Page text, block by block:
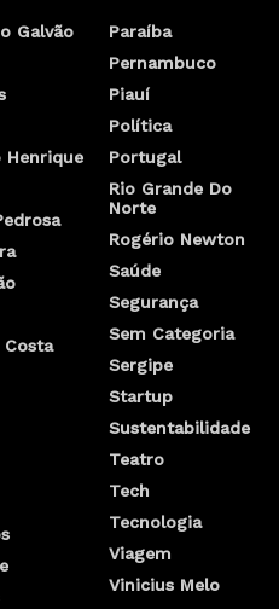
Galvão
Henrique
Costa
Paraíba
Pernambuco
Piauí
Política
Portugal
Rio Grande Do
Norte
Rogério Newton
Saúde
Segurança
Sem Categoria
Sergipe
Startup
Sustentabilidade
Teatro
Tech
Tecnologia
Viagem
Vinicius Melo